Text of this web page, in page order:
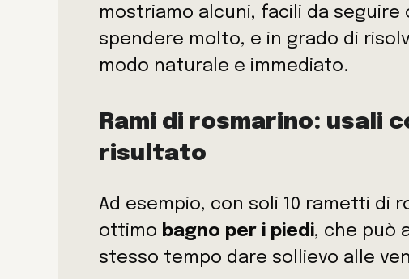
mostriamo alcuni, facili da
spendere molto, e in grado di
modo naturale e immediato.
Rami di rosmarino: usali
risultato
Ad esempio, con soli 10 rametti di
ottimo bagno per i piedi, che può
stesso tempo dare sollievo alle